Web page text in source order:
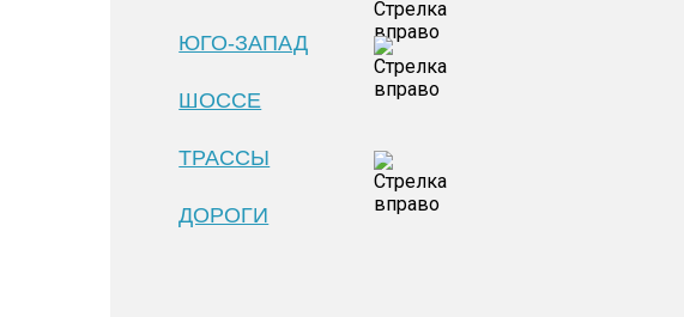
ЮГО-ЗАПАД
ШОССЕ
ТРАССЫ
ДОРОГИ